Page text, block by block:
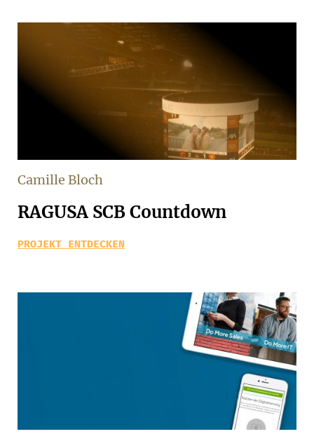
Camille Bloch
RAGUSA SCB Countdown
PROJEKT ENTDECKEN